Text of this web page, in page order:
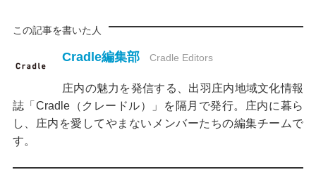
この記事を書いた人
Cradle編集部 Cradle Editors
庄内の魅力を発信する、出羽庄内地域文化情報
誌「Cradle（クレードル）」を隔月で発行。庄内に暮ら
し、庄内を愛してやまないメンバーたちの編集チームで
す。